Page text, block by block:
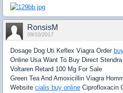
RonsisM
09/10/2017
Dosage Dog Uti Keflex Viagra Order
Online Usa Want To Buy Direct
Voltaren Retard 100 Mg For Sale
Green Tea And Amoxicillin Viagra
Website cialis buy online Ciprofloxacin